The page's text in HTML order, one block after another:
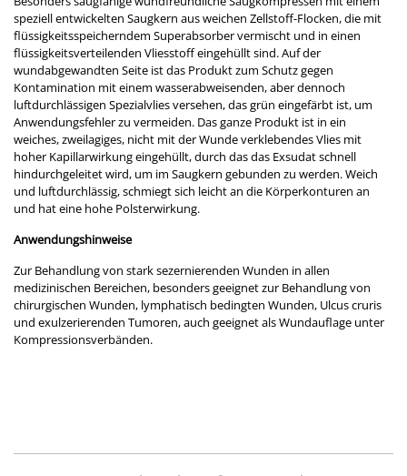
speziell entwickelten Saugkern aus weichen Zellstoff-Flocken, die mit
flüssigkeitsspeicherndem Superabsorber vermischt und in einen
flüssigkeitsverteilenden Vliesstoff eingehüllt sind. Auf der
wundabgewandten Seite ist das Produkt zum Schutz gegen
Kontamination mit einem wasserabweisenden, aber dennoch
luftdurchlässigen Spezialvlies versehen, das grün eingefärbt ist, um
Anwendungsfehler zu vermeiden. Das ganze Produkt ist in ein
weiches, zweilagiges, nicht mit der Wunde verklebendes Vlies mit
hoher Kapillarwirkung eingehüllt, durch das das Exsudat schnell
hindurchgeleitet wird, um im Saugkern gebunden zu werden. Weich
und luftdurchlässig, schmiegt sich leicht an die Körperkonturen an
und hat eine hohe Polsterwirkung.
Anwendungshinweise
Zur Behandlung von stark sezernierenden Wunden in allen
medizinischen Bereichen, besonders geeignet zur Behandlung von
chirurgischen Wunden, lymphatisch bedingten Wunden, Ulcus cruris
und exulzerierenden Tumoren, auch geeignet als Wundauflage unter
Kompressionsverbänden.